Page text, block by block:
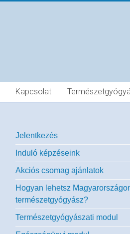
Kapcsolat
Jelentkezés
Induló képzéseink
Akciós csomag ajánlatok
Hogyan lehetsz
természetgyógyász?
Természetgyógyászati modul